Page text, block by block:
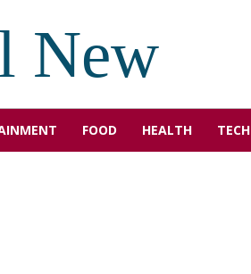
New
FOOD HEALTH TECH